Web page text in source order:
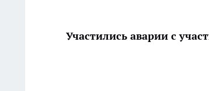
Участились аварии с